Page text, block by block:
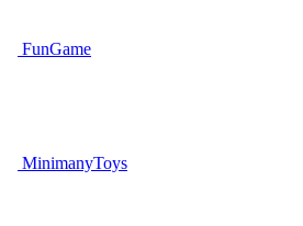
FunGame
MinimanyToys